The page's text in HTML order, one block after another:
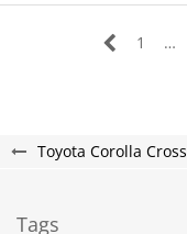
1 …
Toyota Corolla Cross
Tags